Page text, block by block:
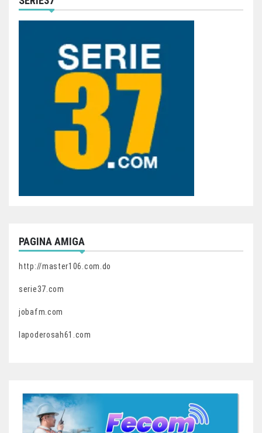
PAGINA AMIGA
http://master106.com.do
serie37.com
jobafm.com
lapoderosah61.com